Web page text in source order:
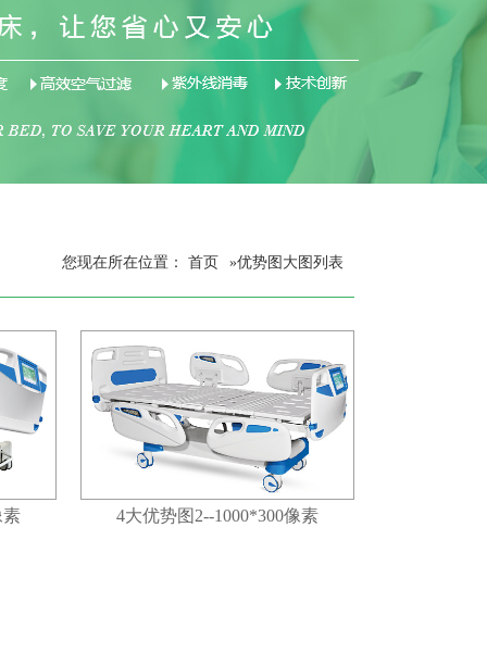
您现在所在位置： 首页 »优势图大图列表
素 4大优势图2--1000*300像素